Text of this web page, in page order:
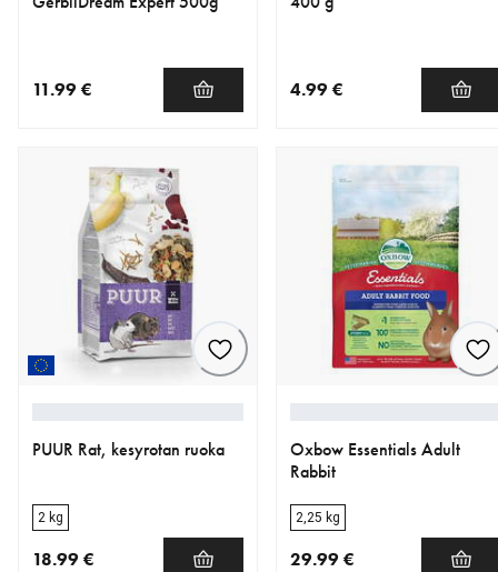
11.99 € 4.99 €
PUUR Rat, kesyrotan ruoka
2 kg
18.99 €
Oxbow Essentials Adult
Rabbit
2,25 kg
29.99 €